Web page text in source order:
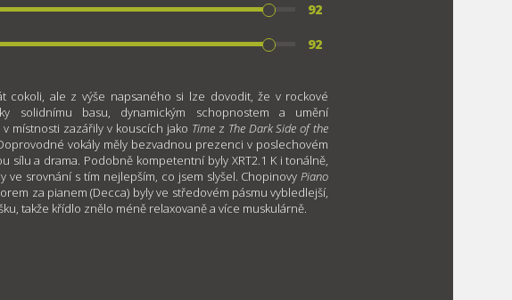
92
92
cokoli, ale z výše napsaného si lze dovodit, že v rockové
solidnímu basu, dynamickým schopnostem a umění
místnosti zazářily v kouscích jako Time z The Dark Side of the
vokály měly bezvadnou prezenci v poslechovém
sílu a drama. Podobně kompetentní byly XRT2.1 K i tonálně,
ve srovnání s tím nejlepším, co jsem slyšel. ChopinovyPiano
za pianem (Decca) byly ve středovém pásmu vybledlejší,
takže křídlo znělo méně relaxovaně a více muskulárně.